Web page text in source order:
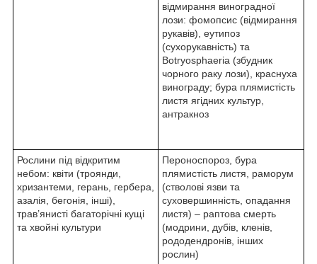
відмирання виноградної
лози: фомопсис (відмирання
рукавів), еутипоз
(сухорукавність) та
Botryosphaeria (збудник
чорного раку лози), краснуха
винограду; бура плямистість
листя ягідних культур,
антракноз
Рослини під відкритим
небом: квіти (троянди,
хризантеми, герань, гербера,
азалія, бегонія, інші),
трав’янисті багаторічні кущі
та хвойні культури
Пероноспороз, бура
плямистість листя, раморум
(стволові язви та
суховершинність, опадання
листя) – раптова смерть
(модрини, дубів, кленів,
рододендронів, інших
рослин)